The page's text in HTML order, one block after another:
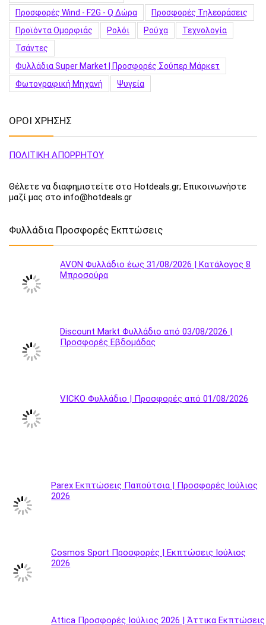
Προσφορές Wind - F2G - Q Δώρα
Προσφορές Τηλεοράσεις
Προϊόντα Ομορφιάς
Ρολόι Ρούχα
Τεχνολογία
Τσάντες
Φυλλάδια Super Market | Προσφορές Σούπερ Μάρκετ
Φωτογραφική Μηχανή
Ψυγεία
ΟΡΟΙ ΧΡΗΣΗΣ
ΠΟΛΙΤΙΚΗ ΑΠΟΡΡΗΤΟΥ
Θέλετε να διαφημιστείτε στο Hotdeals.gr; Επικοινωνήστε
μαζί μας στο info@hotdeals.gr
Φυλλάδια Προσφορές Εκπτώσεις
AVON Φυλλάδιο έως 31/08/2026 | Κατάλογος 8
Μπροσούρα
Discount Markt Φυλλάδιο από 03/08/2026 |
Προσφορές Εβδομάδας
VICKO Φυλλάδιο | Προσφορές από 01/08/2026
Parex Εκπτώσεις Παπούτσια | Προσφορές Ιούλιος
2026
Cosmos Sport Προσφορές | Εκπτώσεις Ιούλιος
2026
Attica Προσφορές Ιούλιος 2026 | Άττικα Εκπτώσεις